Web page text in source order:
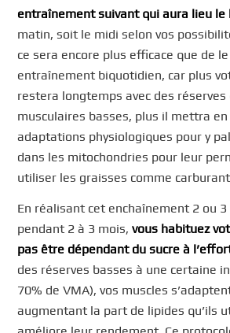
entraînement suivant qui aura lieu le
matin, soit le midi selon vos
ce sera encore plus efficace que de
entraînement biquotidien, car plus
restera longtemps avec des réserves
musculaires basses, plus il mettra en
adaptations physiologiques pour y
dans les mitochondries pour leur
utiliser les graisses comme
En réalisant cet enchaînement 2 ou
pendant 2 à 3 mois,vous habituez
pas être dépendant du sucre à
des réserves basses à une certaine
70% de VMA), vos muscles
augmentant la part de lipides qu’ils